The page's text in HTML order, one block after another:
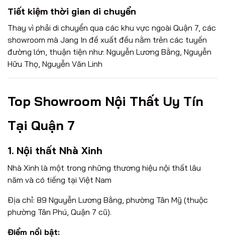
Tiết kiệm thời gian di chuyển
Thay vì phải di chuyển qua các khu vực ngoài Quận 7, các
showroom mà Jang In đề xuất đều nằm trên các tuyến
đường lớn, thuận tiện như: Nguyễn Lương Bằng, Nguyễn
Hữu Thọ, Nguyễn Văn Linh
Top Showroom Nội Thất Uy Tín
Tại Quận 7
1. Nội thất Nhà Xinh
Nhà Xinh là một trong những thương hiệu nội thất lâu
năm và có tiếng tại Việt Nam
Địa chỉ: 89 Nguyễn Lương Bằng, phường Tân Mỹ (thuộc
phường Tân Phú, Quận 7 cũ).
Điểm nổi bật: